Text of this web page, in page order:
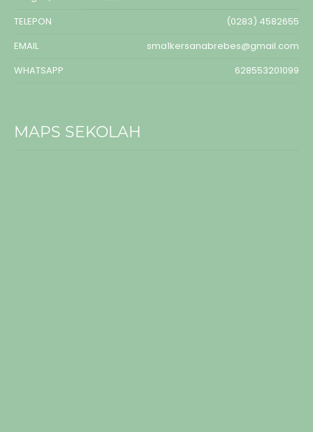
TELEPON
(0283) 4582655
EMAIL
sma1kersanabrebes@gmail.com
WHATSAPP
628553201099
MAPS SEKOLAH